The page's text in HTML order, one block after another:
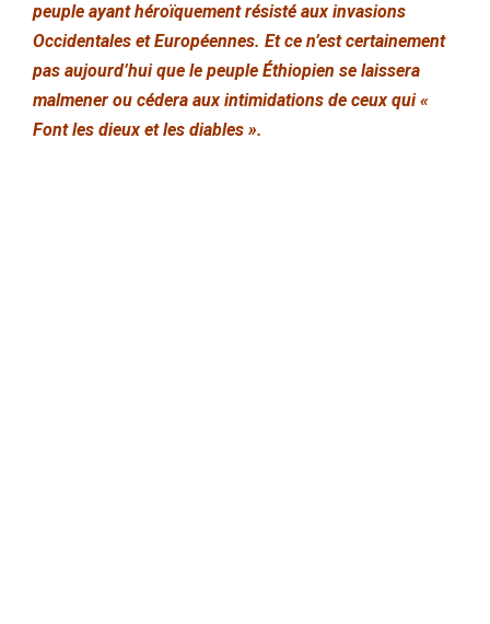
peuple ayant héroïquement résisté aux invasions
Occidentales et Européennes. Et ce n’est certainement
pas aujourd’hui que le peuple Éthiopien se laissera
malmener ou cédera aux intimidations de ceux qui «
Font les dieux et les diables ».